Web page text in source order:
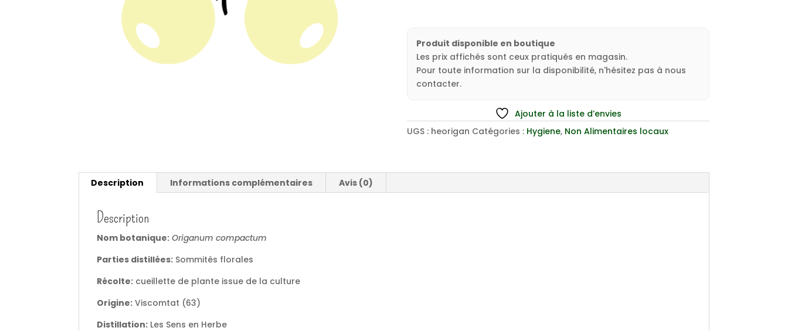
Produit disponible en boutique
Les prix affichés sont ceux pratiqués en magasin.
Pour toute information sur la disponibilité, n'hésitez pas à nous
contacter.
Ajouter à la liste d’envies
UGS : heorigan Catégories : Hygiene, Non Alimentaires locaux
Description Informations complémentaires Avis (0)
Description
Nom botanique: Origanum compactum
Parties distillées: Sommités florales
Récolte: cueillette de plante issue de la culture
Origine: Viscomtat (63)
Distillation: Les Sens en Herbe